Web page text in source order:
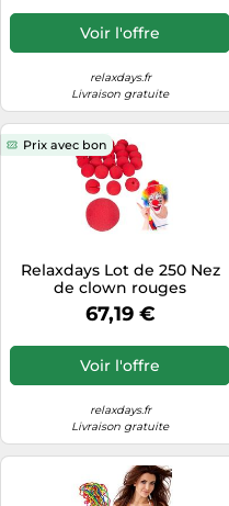
Voir l'offre
relaxdays.fr
Livraison gratuite
Prix avec bon
Relaxdays Lot de 250 Nez
de clown rouges
67,19 €
Voir l'offre
relaxdays.fr
Livraison gratuite